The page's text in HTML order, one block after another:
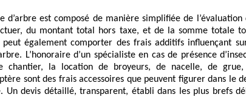
d’arbre est composé de manière simplifiée de l’évaluation
du montant total hors taxe, et de la somme totale
également comporter des frais additifs influençant
L’honoraire d’un spécialiste en cas de présence
chantier, la location de broyeurs, de nacelle, de
sont des frais accessoires que peuvent figurer dans le
Un devis détaillé, transparent, établi dans les plus brefs